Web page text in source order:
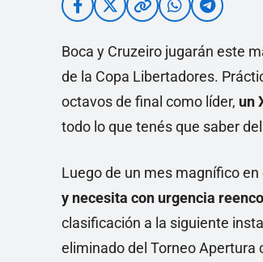
Boca y Cruzeiro jugarán este
de la Copa Libertadores.
octavos de final como líder, un
todo lo que tenés que saber
Luego de un mes magnífico
y necesita con urgencia
clasificación a la siguiente
eliminado del Torneo